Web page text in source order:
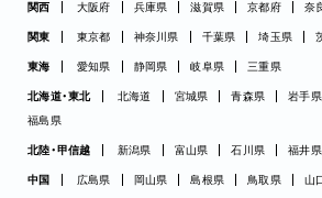
関西 大阪府 兵庫県 滋賀県 京都府 奈
関東 東京都 神奈川県 千葉県 埼玉県
東海 愛知県 静岡県 岐阜県 三重県
北海道・東北 北海道 宮城県 青森県 岩手県
福島県
北陸・甲信越 新潟県 富山県 石川県 福井県
中国 広島県 岡山県 島根県 鳥取県 山